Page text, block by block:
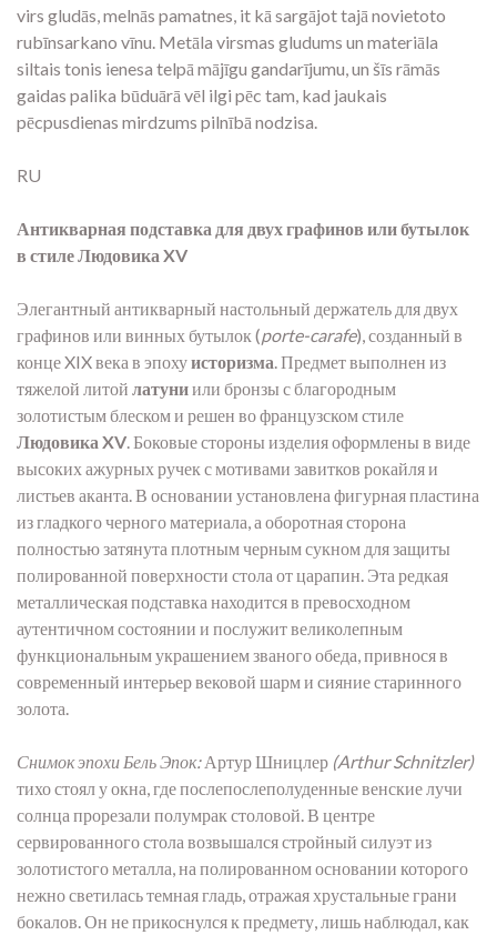
virs gludās, melnās pamatnes, it kā sargājot tajā novietoto
rubīnsarkano vīnu. Metāla virsmas gludums un materiāla
siltais tonis ienesa telpā mājīgu gandarījumu, un šīs rāmās
gaidas palika būduārā vēl ilgi pēc tam, kad jaukais
pēcpusdienas mirdzums pilnībā nodzisa.
RU
Антикварная подставка для двух графинов или бутылок
в стиле Людовика XV
Элегантный антикварный настольный держатель для двух
графинов или винных бутылок (porte-carafe), созданный в
конце XIX века в эпохуисторизма. Предмет выполнен из
тяжелой литой латуниили бронзы с благородным
золотистым блеском и решен во французском стиле
Людовика XV. Боковые стороны изделия оформлены в виде
высоких ажурных ручек с мотивами завитков рокайля и
листьев аканта. В основании установлена фигурная пластина
из гладкого черного материала, а оборотная сторона
полностью затянута плотным черным сукном для защиты
полированной поверхности стола от царапин. Эта редкая
металлическая подставка находится в превосходном
аутентичном состоянии и послужит великолепным
функциональным украшением званого обеда, привнося в
современный интерьер вековой шарм и сияние старинного
золота.
Снимок эпохи Бель Эпок:Артур Шницлер (Arthur Schnitzler)
тихо стоял у окна, где послепослеполуденные венские лучи
солнца прорезали полумрак столовой. В центре
сервированного стола возвышался стройный силуэт из
золотистого металла, на полированном основании которого
нежно светилась темная гладь, отражая хрустальные грани
бокалов. Он не прикоснулся к предмету, лишь наблюдал, как